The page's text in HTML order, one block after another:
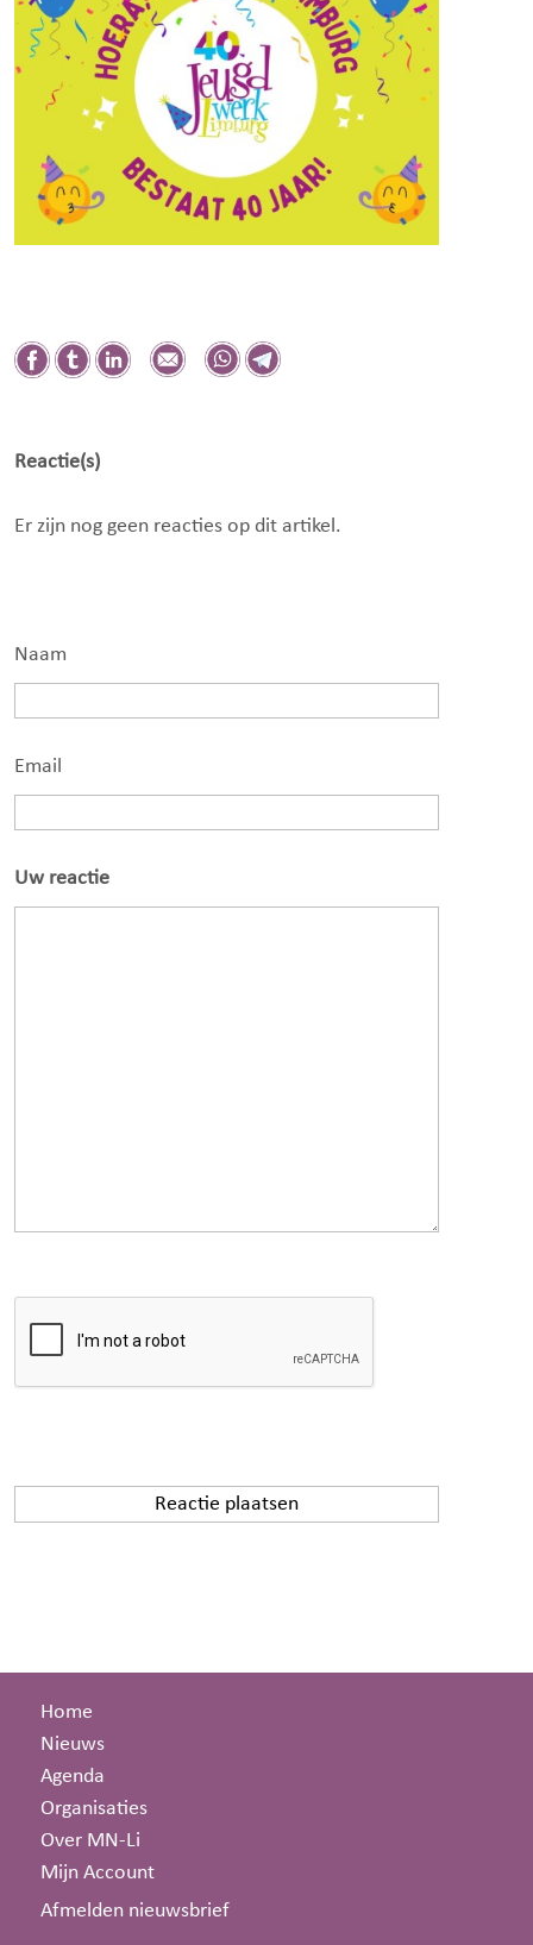
Reactie(s)
Er zijn nog geen reacties op dit artikel.
Naam
Email
Uw reactie
Home
Nieuws
Agenda
Organisaties
Over MN-Li
Mijn Account
Afmelden nieuwsbrief